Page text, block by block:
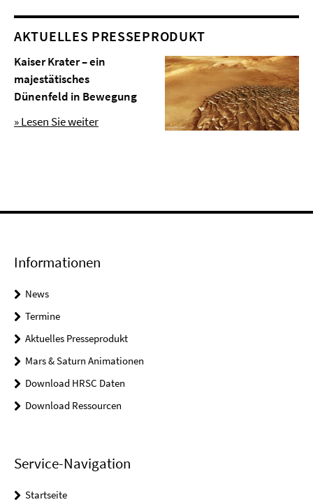
AKTUELLES PRESSEPRODUKT
Kaiser Krater – ein
majestätisches
Dünenfeld in Bewegung
» Lesen Sie weiter
Informationen
News
Termine
Aktuelles Presseprodukt
Mars & Saturn Animationen
Download HRSC Daten
Download Ressourcen
Service-Navigation
Startseite